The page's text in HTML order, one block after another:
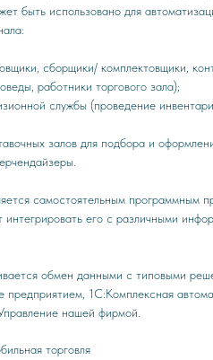
быть использовано для
сборщики/ комплектовщики,
работники торгового зала);
службы (проведение
залов для подбора и
самостоятельным программным
интегрировать его с различными
обмен данными с типовыми
предприятием, 1C:Комплексная
нашей фирмой.
торговля